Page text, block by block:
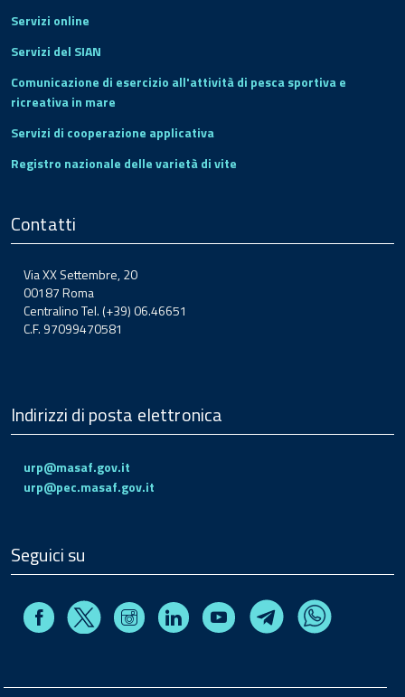
Servizi online
Servizi del SIAN
Comunicazione di esercizio all'attività di pesca sportiva e
ricreativa in mare
Servizi di cooperazione applicativa
Registro nazionale delle varietà di vite
Contatti
Via XX Settembre, 20
00187 Roma
Centralino Tel. (+39) 06.46651
C.F. 97099470581
Indirizzi di posta elettronica
urp@masaf.gov.it
urp@pec.masaf.gov.it
Seguici su
FacebookX InstagramLinkedin Youtube TelegramWhatsapp